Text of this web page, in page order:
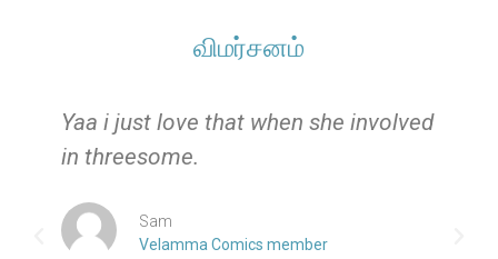
விமர்சனம்
Yaa i just love that when she involved
in threesome.
Sam
Velamma Comics member